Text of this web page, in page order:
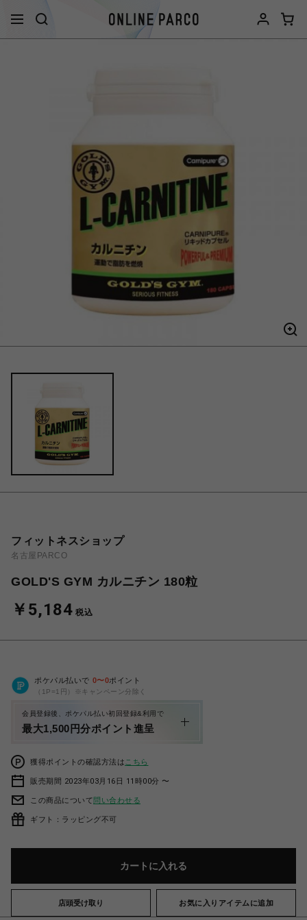
フィットネスショップ
名古屋PARCO
GOLD'S GYM カルニチン 180粒
￥5,184 税込
ポケパル払いで 0〜0ポイント
（1P=1円）※キャンペーン分除く
会員登録後、ポケパル払い初回登録&利用で
最大1,500円分ポイント進呈
獲得ポイントの確認方法は こちら
販売期間 2023年03月16日 11時00分 〜
この商品について問い合わせる
ギフト：ラッピング不可
カートに入れる
店頭受け取り お気に入りアイテムに追加